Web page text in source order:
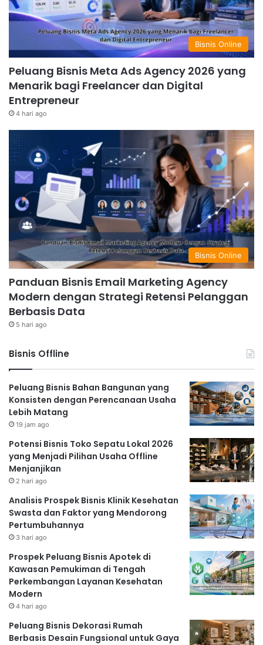
Bisnis Online
Peluang Bisnis Meta Ads Agency 2026 yang
Menarik bagi Freelancer dan Digital
Entrepreneur
4 hari ago
Bisnis Online
Panduan Bisnis Email Marketing Agency
Modern dengan Strategi Retensi Pelanggan
Berbasis Data
5 hari ago
Bisnis Offline
Peluang Bisnis Bahan Bangunan yang
Konsisten dengan Perencanaan Usaha
Lebih Matang
19 jam ago
Potensi Bisnis Toko Sepatu Lokal 2026
yang Menjadi Pilihan Usaha Offline
Menjanjikan
2 hari ago
Analisis Prospek Bisnis Klinik Kesehatan
Swasta dan Faktor yang Mendorong
Pertumbuhannya
3 hari ago
Prospek Peluang Bisnis Apotek di
Kawasan Pemukiman di Tengah
Perkembangan Layanan Kesehatan
Modern
4 hari ago
Peluang Bisnis Dekorasi Rumah
Berbasis Desain Fungsional untuk Gaya